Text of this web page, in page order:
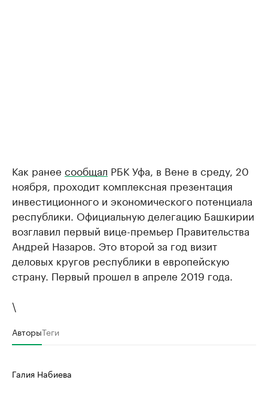
Как ранее сообщал РБК Уфа, в Вене в среду, 20
ноября, проходит комплексная презентация
инвестиционного и экономического потенциала
республики. Официальную делегацию Башкирии
возглавил первый вице-премьер Правительства
Андрей Назаров. Это второй за год визит
деловых кругов республики в европейскую
страну. Первый прошел в апреле 2019 года.
\
АвторыТеги
Галия Набиева